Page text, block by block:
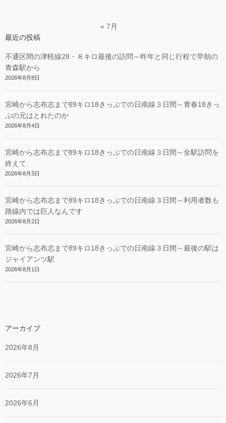
« 7月
最近の投稿
不通区間の津軽線28・８キロ最後の訪問～昨年と同じ行程で早朝の
青森駅から
2026年8月8日
宮崎から志布志まで89キロ18きっぷでの日南線３日間～青春18きっ
ぷの元はとれたのか
2026年8月4日
宮崎から志布志まで89キロ18きっぷでの日南線３日間～全駅訪問を
終えて
2026年8月3日
宮崎から志布志まで89キロ18きっぷでの日南線３日間～利用者数も
路線内では巨人なんです
2026年8月2日
宮崎から志布志まで89キロ18きっぷでの日南線３日間～最後の駅は
ジャイアンツ駅
2026年8月1日
アーカイブ
2026年8月
2026年7月
2026年6月